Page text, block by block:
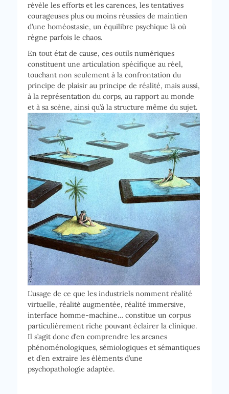
révèle les efforts et les carences, les tentatives
courageuses plus ou moins réussies de maintien
d’une homéostasie, un équilibre psychique là où
règne parfois le chaos.
En tout état de cause, ces outils numériques
constituent une articulation spécifique au réel,
touchant non seulement à la confrontation du
principe de plaisir au principe de réalité, mais aussi,
à la représentation du corps, au rapport au monde
et à sa scène, ainsi qu’à la structure même du sujet.
L’usage de ce que les industriels nomment réalité
virtuelle, réalité augmentée, réalité immersive,
interface homme-machine… constitue un corpus
particulièrement riche pouvant éclairer la clinique.
Il s’agit donc d’en comprendre les arcanes
phénoménologiques, sémiologiques et sémantiques
et d’en extraire les éléments d’une
psychopathologie adaptée.